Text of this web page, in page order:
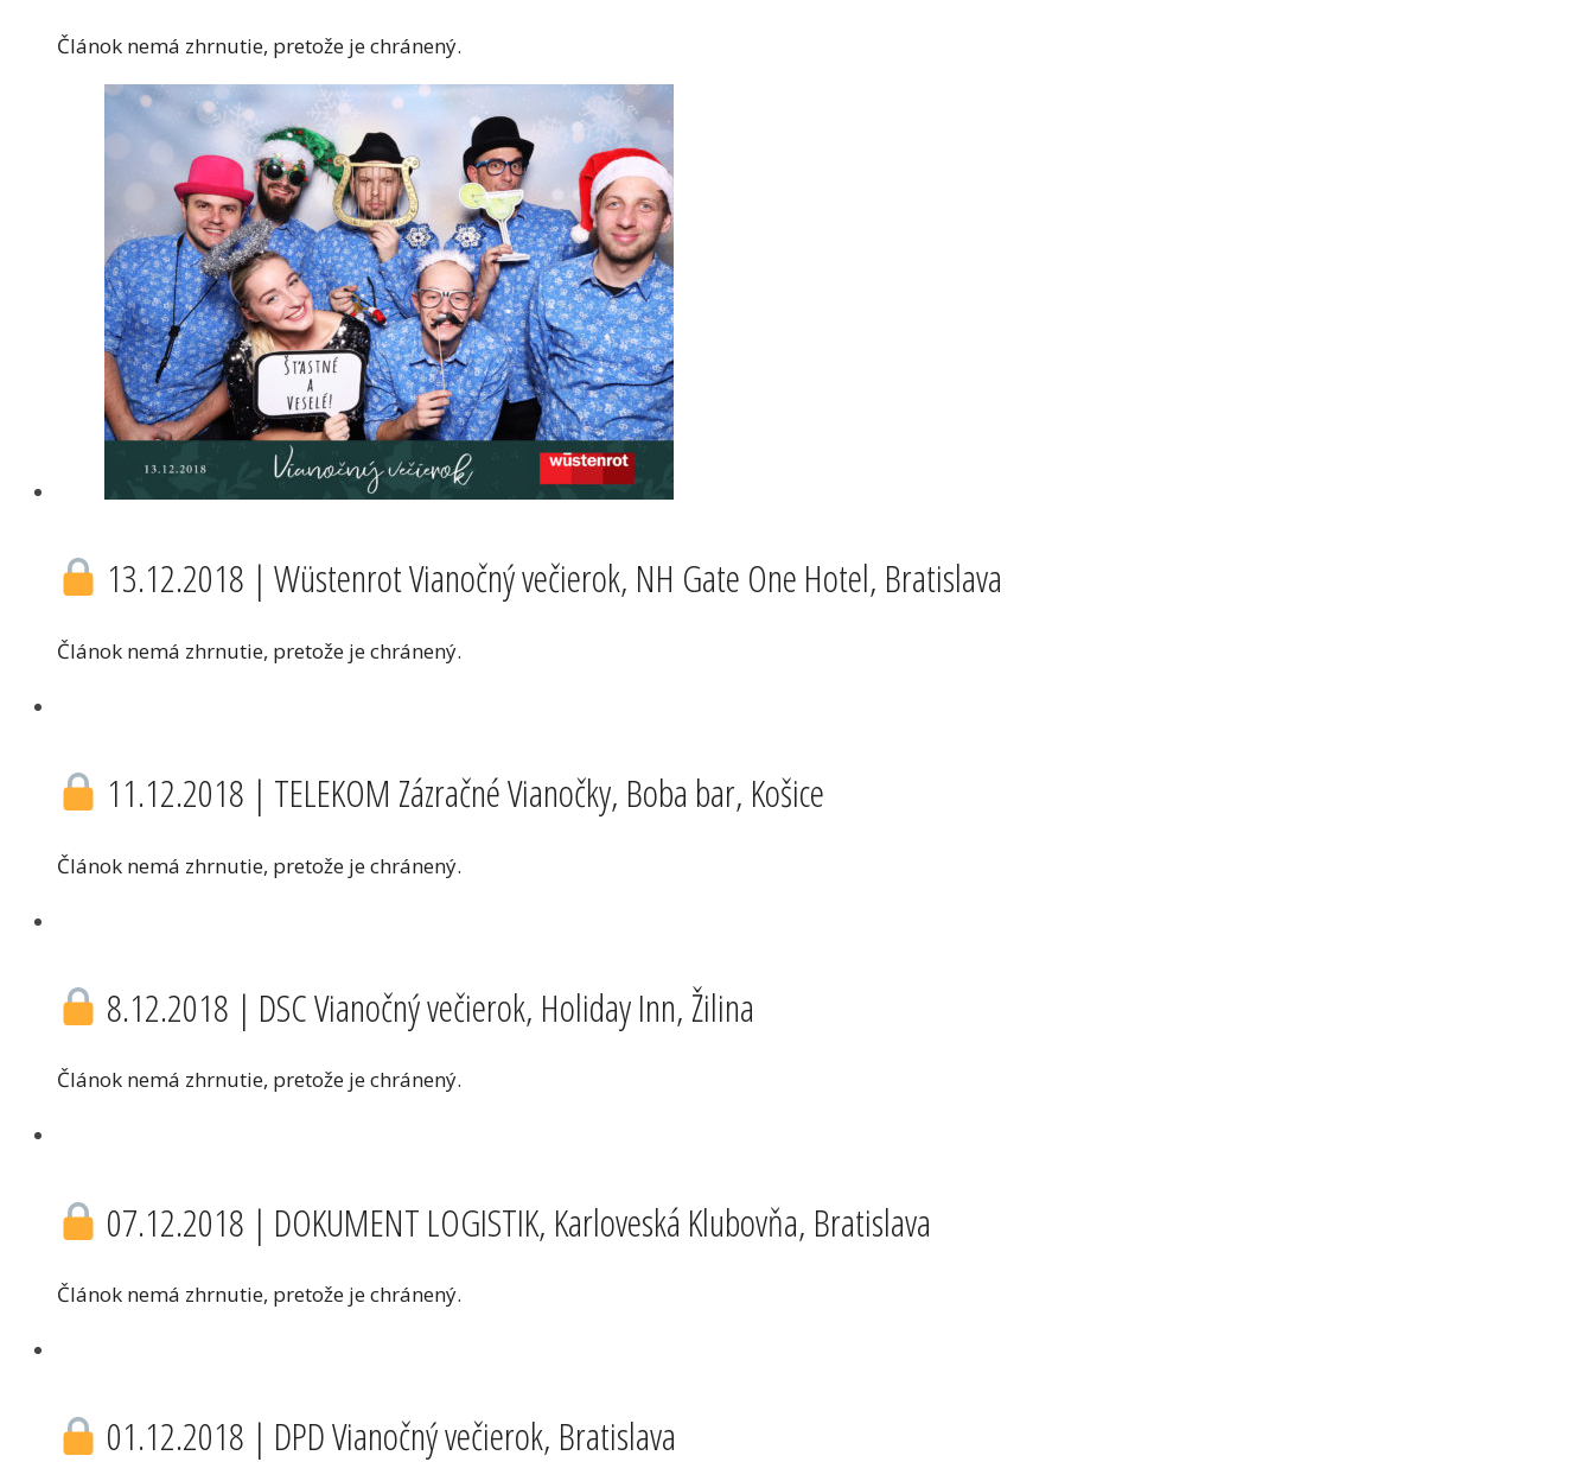
Článok nemá zhrnutie, pretože je chránený.
13.12.2018 | Wüstenrot Vianočný večierok, NH Gate One Hotel, Bratislava
Článok nemá zhrnutie, pretože je chránený.
11.12.2018 | TELEKOM Zázračné Vianočky, Boba bar, Košice
Článok nemá zhrnutie, pretože je chránený.
8.12.2018 | DSC Vianočný večierok, Holiday Inn, Žilina
Článok nemá zhrnutie, pretože je chránený.
07.12.2018 | DOKUMENT LOGISTIK, Karloveská Klubovňa, Bratislava
Článok nemá zhrnutie, pretože je chránený.
01.12.2018 | DPD Vianočný večierok, Bratislava